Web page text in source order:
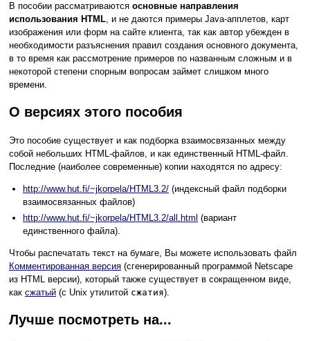
В пособии рассматриваются основные направления
использования HTML, и не даются примеры Java-апплетов, карт
изображения или форм на сайте клиента, так как автор убежден в
необходимости разъяснения правил создания основного документа,
в то время как рассмотрение примеров по названным сложным и в
некоторой степени спорным вопросам займет слишком много
времени.
О версиях этого пособия
Это пособие существует и как подборка взаимосвязанных между
собой небольших HTML-файлов, и как единственный HTML-файл.
Последние (наиболее современные) копии находятся по адресу:
http://www.hut.fi/~jkorpela/HTML3.2/ (индексный файл подборки
взаимосвязанных файлов)
http://www.hut.fi/~jkorpela/HTML3.2/all.html (вариант
единственного файла).
Чтобы распечатать текст на бумаге, Вы можете использовать файл
Комментированная версия (сгенерированный программой Netscape
из HTML версии), который также существует в сокращенном виде,
как сжатый (с Unix утилитой сжатия).
Лучше посмотреть на...